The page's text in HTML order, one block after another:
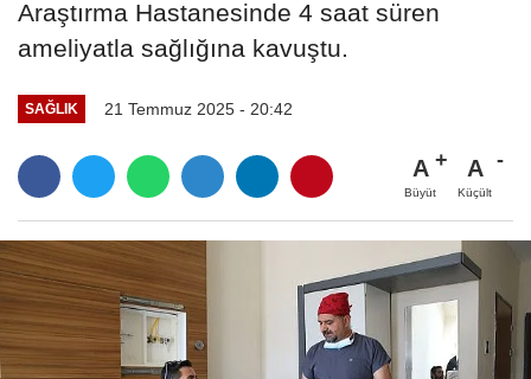
Araştırma Hastanesinde 4 saat süren
ameliyatla sağlığına kavuştu.
SAĞLIK 21 Temmuz 2025 - 20:42
A
Büyüt
A
Küçült